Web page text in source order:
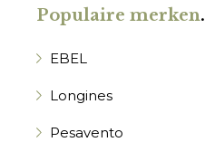
Populaire merken.
EBEL
Longines
Pesavento